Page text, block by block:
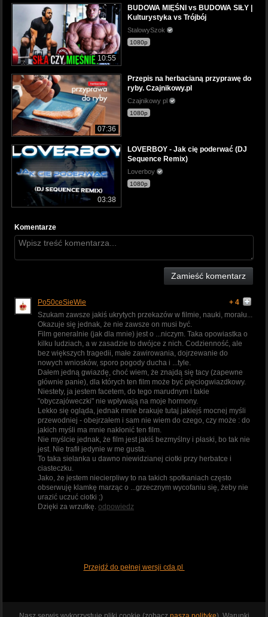
10:55
BUDOWA MIĘŚNI vs BUDOWA SIŁY |
Kulturystyka vs Trójbój
StalowySzok
1080p
07:36
Przepis na herbacianą przyprawę do
ryby. Czajnikowy.pl
Czajnikowy pl
1080p
03:38
LOVERBOY - Jak cię poderwać (DJ
Sequence Remix)
Loverboy
1080p
Komentarze
Zamieść komentarz
Po50ceSieWie
+ 4
Szukam zawsze jakiś ukrytych przekazów w filmie, nauki, morału...
Okazuje się jednak, że nie zawsze on musi być.
Film generalnie (jak dla mnie) jest o ...niczym. Taka opowiastka o
kilku ludziach, a w zasadzie to dwójce z nich. Codzienność, ale
bez większych tragedii, małe zawirowania, dojrzewanie do
nowych wniosków, sporo pogody ducha i ...tyle.
Dałem jedną gwiazdę, choć wiem, że znajdą się tacy (zapewne
głównie panie), dla których ten film może być pięciogwiazdkowy.
Niestety, ja jestem facetem, do tego marudnym i takie
"obyczajóweczki" nie wpływają na moje hormony.
Lekko się ogląda, jednak mnie brakuje tutaj jakiejś mocnej myśli
przewodniej - obejrzałem i sam nie wiem do czego, czy może : do
jakich myśli ma mnie nakłonić ten film.
Nie myślcie jednak, że film jest jakiś bezmyślny i płaski, bo tak nie
jest. Nie trafił jedynie w me gusta.
To taka sielanka u dawno niewidzianej ciotki przy herbatce i
ciasteczku.
Jako, że jestem niecierpliwy to na takich spotkaniach często
obserwuję klamkę marząc o ...grzecznym wycofaniu się, żeby nie
urazić uczuć ciotki ;)
Dzięki za wrzutkę. odpowiedz
Przejdź do pełnej wersji cda.pl